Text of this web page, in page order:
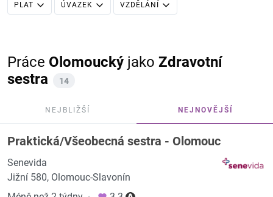
PLAT ÚVAZEK VZDĚLÁNÍ
Práce Olomoucký jako Zdravotní
sestra
14
NEJBLIŽŠÍ NEJNOVĚJŠÍ
Praktická/Všeobecná sestra - Olomouc
Senevida
Jižní 580, Olomouc-Slavonín